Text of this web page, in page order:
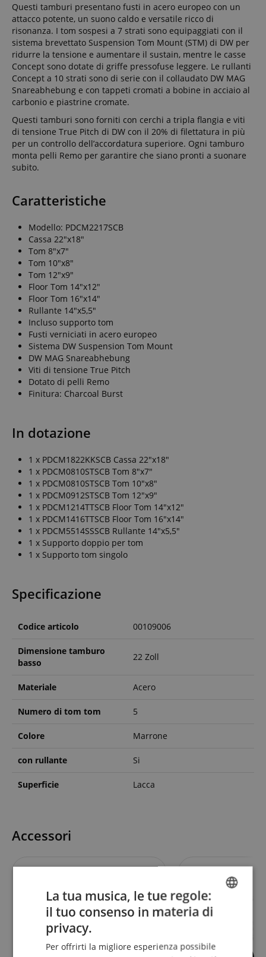
Questi tamburi presentano fusti in acero europeo con un
attacco potente, un suono caldo e versatile ricco di
risonanza. I tom sospesi a 7 strati sono equipaggiati con il
sistema brevettato Suspension Tom Mount (STM) di DW per
ridurre la tensione e aumentare il sustain, mentre le casse
Concept sono dotate di griffe pressofuse leggere. Le rullanti
Concept a 10 strati sono di serie con il collaudato DW MAG
Snareabhebung e con tappeti cromati a bobine in acciaio al
carbonio e piastrine cromate.
Questi tamburi sono forniti con cerchi a tripla flangia e viti
di tensione True Pitch di DW con il 20% di filettatura in più
per un controllo dell’accordatura superiore. Ogni tamburo
monta pelli Remo per garantire che siano pronti a suonare
subito.
Caratteristiche
Modello: PDCM2217SCB
Cassa 22"x18"
Tom 8"x7"
Tom 10"x8"
Tom 12"x9"
Floor Tom 14"x12"
Floor Tom 16"x14"
Rullante 14"x5,5"
Incluso supporto tom
Fusti verniciati in acero europeo
Sistema DW Suspension Tom Mount
DW MAG Snareabhebung
Viti di tensione True Pitch
Dotato di pelli Remo
Finitura: Charcoal Burst
In dotazione
1 x PDCM1822KKSCB Cassa 22"x18"
1 x PDCM0810STSCB Tom 8"x7"
1 x PDCM0810STSCB Tom 10"x8"
1 x PDCM0912STSCB Tom 12"x9"
1 x PDCM1214TTSCB Floor Tom 14"x12"
1 x PDCM1416TTSCB Floor Tom 16"x14"
1 x PDCM5514SSSCB Rullante 14"x5,5"
1 x Supporto doppio per tom
1 x Supporto tom singolo
Specificazione
Codice articolo 00109006
Dimensione tamburo
basso
22 Zoll
Materiale Acero
Numero di tom tom 5
Colore Marrone
con rullante Si
Superficie Lacca
Accessori
ENGLISH
La tua musica, le tue regole:
il tuo consenso in materia di
privacy.
Per offrirti la migliore esperienza possibile